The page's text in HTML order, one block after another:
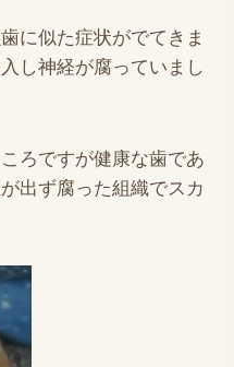
に似た症状がでてきま
し神経が腐っていまし
ろですが健康な歯であ
出ず腐った組織でスカ